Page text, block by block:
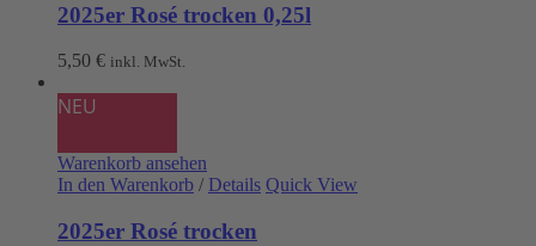
2025er Rosé trocken 0,25l
5,50 € inkl. MwSt.
NEU
Warenkorb ansehen
In den Warenkorb / Details Quick View
2025er Rosé trocken